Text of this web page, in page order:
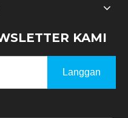
KAMI
Langgan